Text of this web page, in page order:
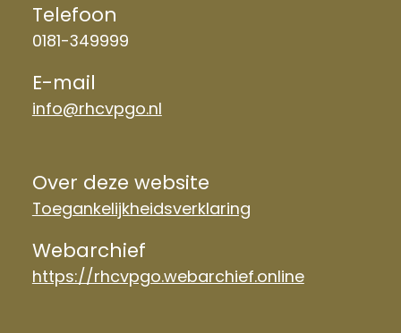
Telefoon
0181-349999
E-mail
info@rhcvpgo.nl
Over deze website
Toegankelijkheidsverklaring
Webarchief
https://rhcvpgo.webarchief.online